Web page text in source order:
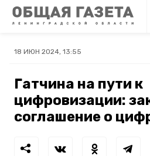
18 ИЮН 2024, 13:55
Гатчина на пути к
цифровизации:
соглашение о